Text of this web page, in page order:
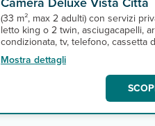
(33 m², max 2 adulti) con servizi
letto king o 2 twin, asciugacapelli,
condizionata, tv, telefono, cassetta
sicurezza, connessione wi-fi gratuita,
minifrigo e balcone vista città. A
Mostra dettagli